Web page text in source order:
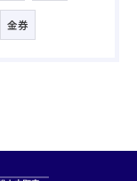
金券